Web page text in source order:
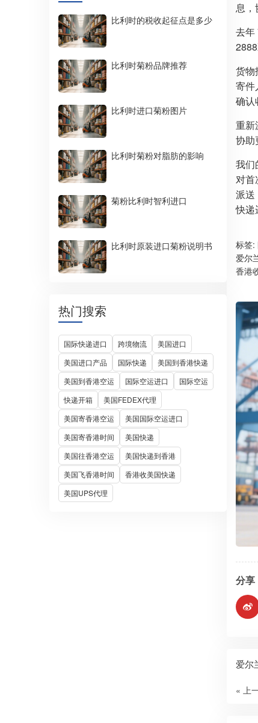
比利时的税收起征点是多少
比利时菊粉品牌推荐
比利时进口菊粉图片
比利时菊粉对脂肪的影响
菊粉比利时智利进口
比利时原装进口菊粉说明书
热门搜索
国际快递进口 跨境物流
美国进口
美国进口产品
国际快递
美国到香港快递
美国到香港空运
国际空运进口
国际空运
快递开箱
美国FEDEX代理
美国寄香港空运
美国国际空运进口
美国寄香港时间
美国快递
美国往香港空运
美国快递到香港
美国飞香港时间
香港收美国快递
美国UPS代理
息，
去年
货物
寄件
确认
重新
协助
我们
对首
派送
快递
标签:
爱尔
香港
分享
爱尔
« 上